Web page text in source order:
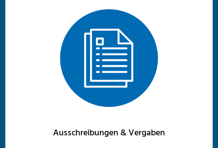
Ausschreibungen & Vergaben